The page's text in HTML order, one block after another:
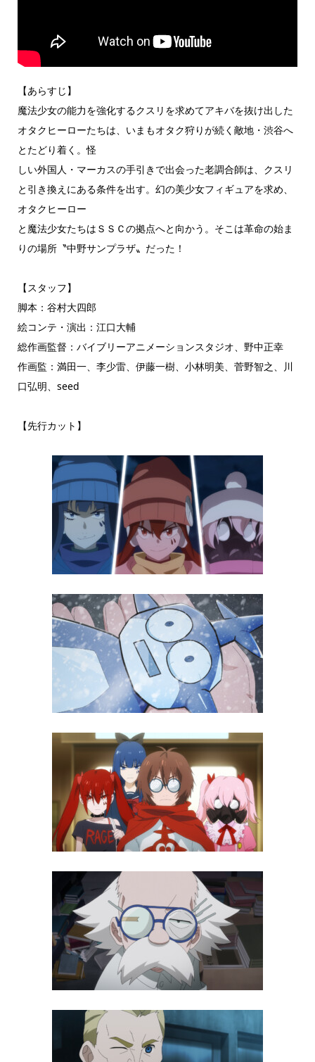
【あらすじ】
魔法少女の能力を強化するクスリを求めてアキバを抜け出した
オタクヒーローたちは、いまもオタク狩りが続く敵地・渋谷へ
とたどり着く。怪
しい外国人・マーカスの手引きで出会った老調合師は、クスリ
と引き換えにある条件を出す。幻の美少女フィギュアを求め、
オタクヒーロー
と魔法少女たちはＳＳＣの拠点へと向かう。そこは革命の始ま
りの場所〝中野サンプラザ〟だった！
【スタッフ】
脚本：谷村大四郎
絵コンテ・演出：江口大輔
総作画監督：バイブリーアニメーションスタジオ、野中正幸
作画監：満田一、李少雷、伊藤一樹、小林明美、菅野智之、川
口弘明、seed
【先行カット】